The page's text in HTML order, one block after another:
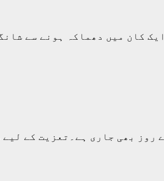
کوئلے کے ایک کان میں دھماکہ ہونے
روز بھی جاری ہے۔تعزیت کے لیے